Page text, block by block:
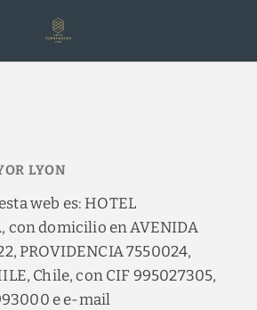
web es: HOTEL
con domicilio en AVENIDA
PROVIDENCIA 7550024,
Chile, con CIF 995027305,
e e-mail